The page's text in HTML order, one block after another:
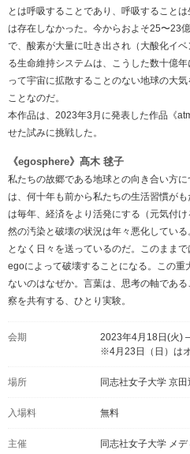
とは呼吸することであり、呼吸すること
は存在しなかった。今からおよそ25〜23
で、酸素が大量に吐き出され（大酸化イ
る生命維持システムは、こうした数十億
って宇宙に拡散することのない地球の大
ことなのだ。
本作品は、2023年3月に発表した作品《
せた試みに挑戦した。
《egosphere》髙木 毬子
私たちの故郷である地球との向き合い方
は、何十年も前から私たちの生活習慣が
は毎年、経済をより活発にする（元気付
然の汚染と破壊の状況は年々悪化してい
となく日々を送っているのだ。このまま
egoによって破壊することになる。この
ないのはなぜか。言葉は、思考の軸であ
察を共有する、ひとり実験。
会期
2023年4月18日(火)
※4月23日（日）は
場所 同志社女子大学 京
入場料 無料
主催 同志社女子大学 メ